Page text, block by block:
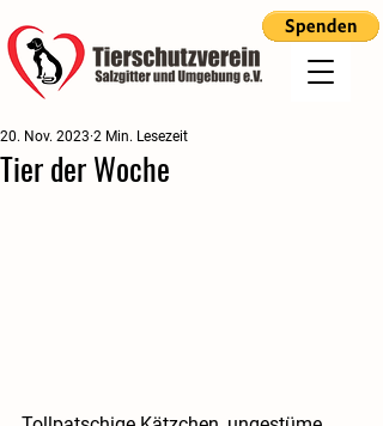
Tier der Woche
20. Nov. 2023 2 Min. Lesezeit